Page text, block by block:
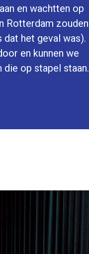
en wachtten op
Rotterdam zouden
het geval was).
en kunnen we
op stapel staan.